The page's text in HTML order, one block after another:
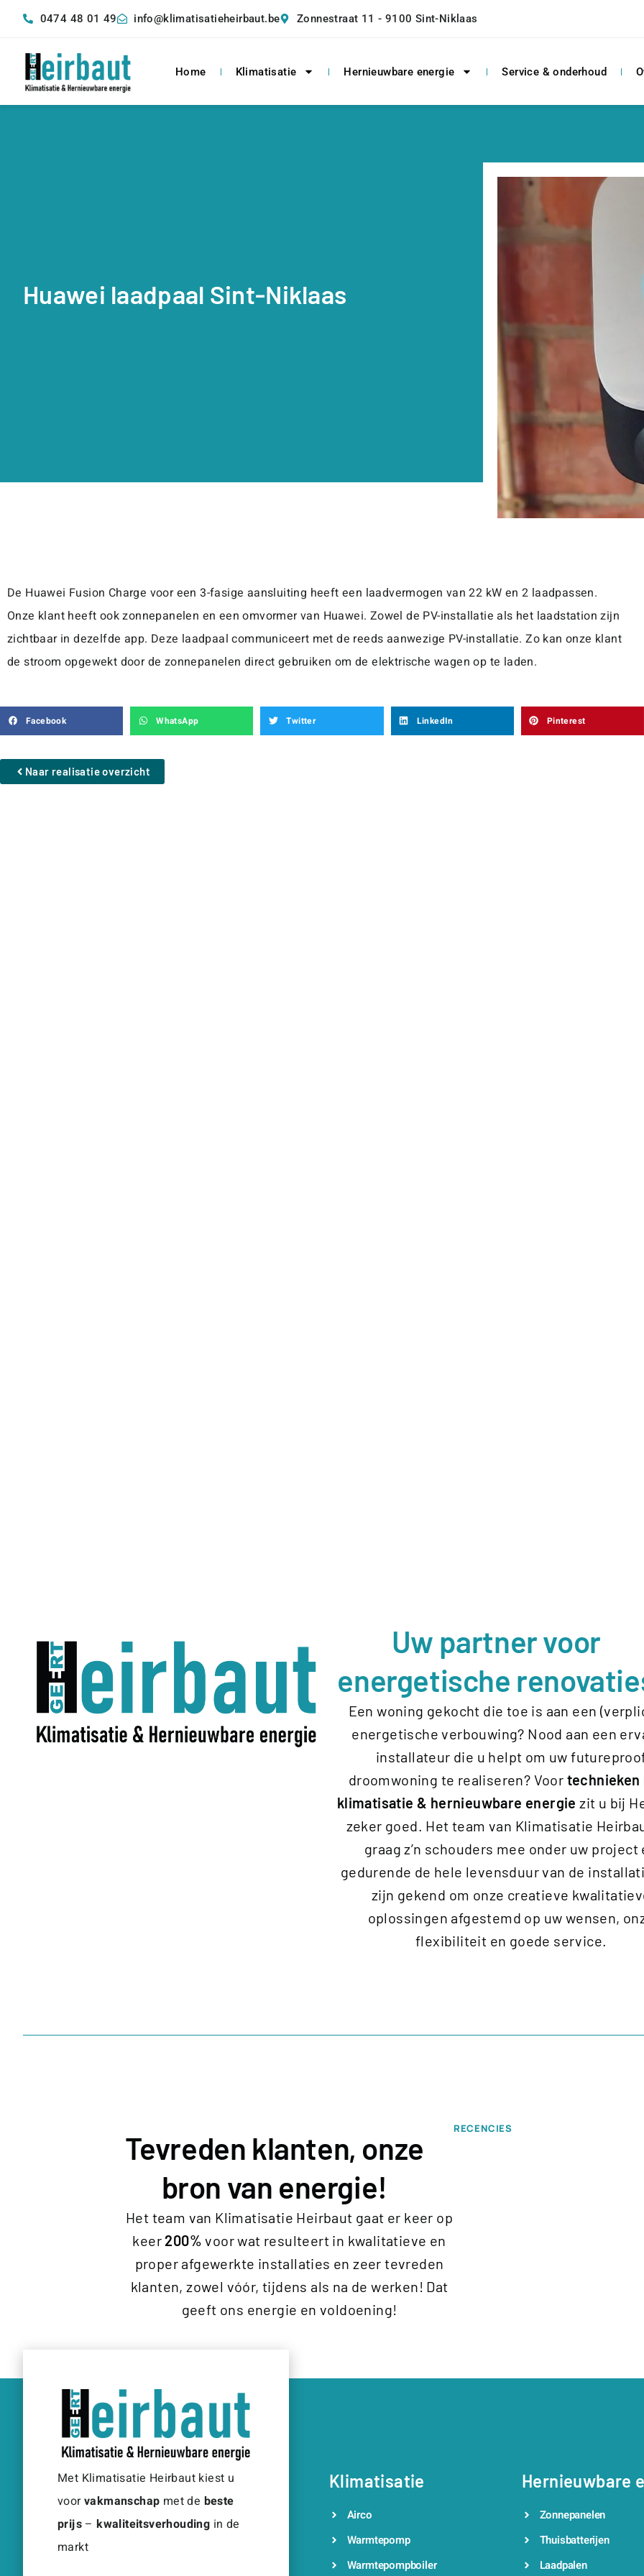
0474 48 01 49 info@klimatisatieheirbaut.be Zonnestraat 11 - 9100 Sint-Niklaas
Home Klimatisatie Hernieuwbare energie Service & onderhoud
Huawei laadpaal Sint-Niklaas
De Huawei Fusion Charge voor een 3-fasige aansluiting heeft een laadvermogen van 22 kW en 2 laadpassen.
Onze klant heeft ook zonnepanelen en een omvormer van Huawei. Zowel de PV-installatie als het laadstation zijn
zichtbaar in dezelfde app. Deze laadpaal communiceert met de reeds aanwezige PV-installatie. Zo kan onze klant
de stroom opgewekt door de zonnepanelen direct gebruiken om de elektrische wagen op te laden.
Facebook WhatsApp Twitter LinkedIn Pinterest
Naar realisatie overzicht
Uw partner voor
energetische
Een woning gekocht die toe is aan een
energetische verbouwing? Nood aan een
installateur die u helpt om uw
droomwoning te realiseren? Voor technieken
klimatisatie & hernieuwbare energiezit u bij
zeker goed. Het team van Klimatisatie
graag z’n schouders mee onder uw project
gedurende de hele levensduur van de
zijn gekend om onze creatieve
oplossingen afgestemd op uw wensen,
flexibiliteit en goede service.
RECENCIES
Tevreden klanten, onze
bron van energie!
Het team van Klimatisatie Heirbaut gaat er keer op
keer 200% voor wat resulteert in kwalitatieve en
proper afgewerkte installaties en zeer tevreden
klanten, zowel vóór, tijdens als na de werken! Dat
geeft ons energie en voldoening!
Met Klimatisatie Heirbaut kiest u
voorvakmanschap met de beste
prijs –kwaliteitsverhouding in de
markt
Klimatisatie
Airco
Warmtepomp
Warmtepompboiler
Hernieuwbare
Zonnepanelen
Thuisbatterijen
Laadpalen